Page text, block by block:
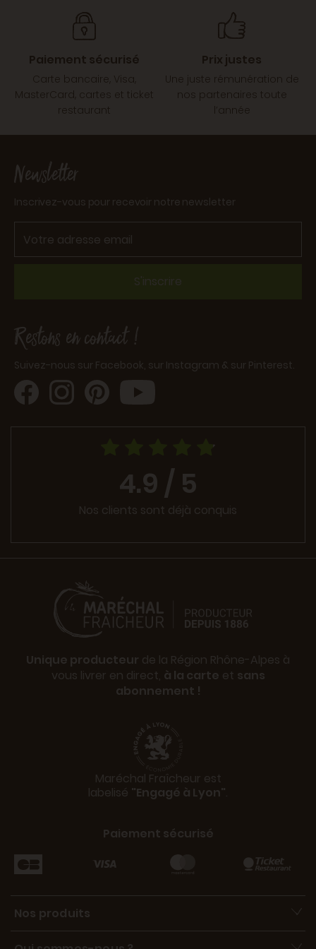
Paiement sécurisé
Carte bancaire, Visa,
MasterCard, cartes et ticket
restaurant
Prix justes
Une juste rémunération de
nos partenaires toute
l’année
Newsletter
Inscrivez-vous pour recevoir notre newsletter
S'inscrire
Restons en contact !
Suivez-nous sur Facebook, sur Instagram & sur Pinterest.
4.9 / 5
Nos clients sont déjà conquis
Unique producteur de la Région Rhône-Alpes à
vous livrer en direct, à la carte et sans
abonnement !
Maréchal Fraîcheur est
labelisé "Engagé à Lyon".
Paiement sécurisé
Nos produits